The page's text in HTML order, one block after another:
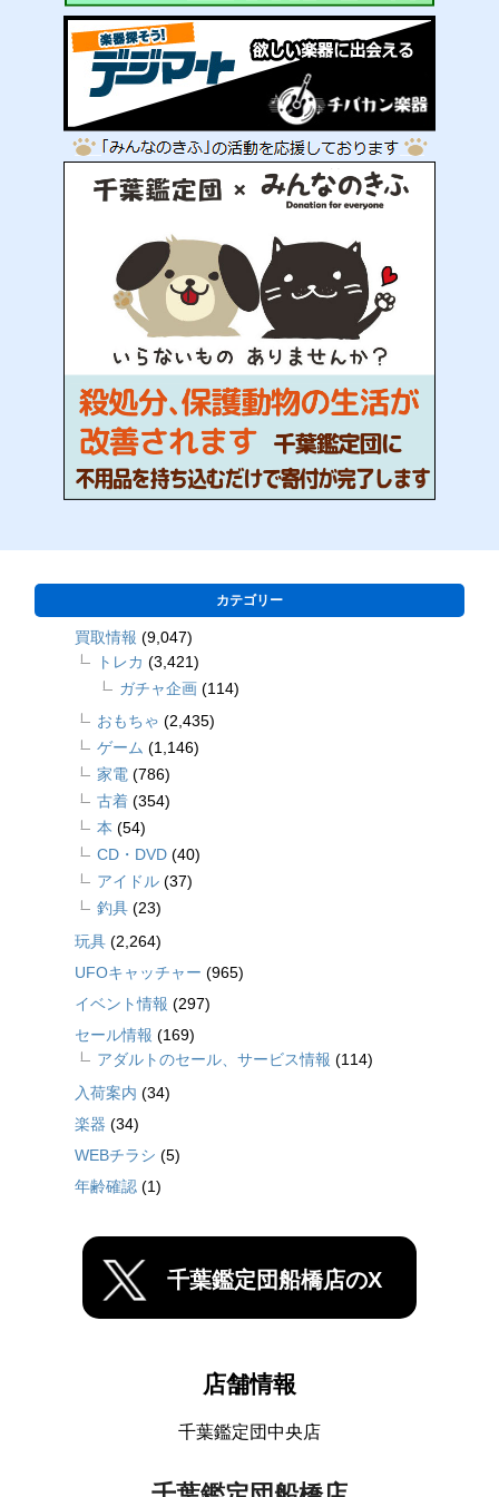
カテゴリー
買取情報 (9,047)
トレカ (3,421)
ガチャ企画 (114)
おもちゃ (2,435)
ゲーム (1,146)
家電 (786)
古着 (354)
本 (54)
CD・DVD (40)
アイドル (37)
釣具 (23)
玩具 (2,264)
UFOキャッチャー (965)
イベント情報 (297)
セール情報 (169)
アダルトのセール、サービス情報 (114)
入荷案内 (34)
楽器 (34)
WEBチラシ (5)
年齢確認 (1)
千葉鑑定団船橋店のX
店舗情報
千葉鑑定団中央店